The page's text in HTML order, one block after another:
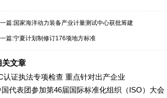
篇:国家海洋动力装备产业计量测试中心获批筹建
篇:宁夏计划制修订176项地方标准
关文章
认证执法专项检查 重点针对出产企业
国代表团参加第46届国际标准化组织（ISO）大会